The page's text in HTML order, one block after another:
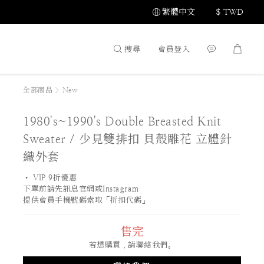
繁體中文 $ TWD
搜尋 會員登入
全部商品 > New
1980's~1990's Double Breasted Knit
Sweater / 少見雙排扣 貝殼雕花 立體針
織外套
• VIP 9折優惠
下單前請先訊息官網或Instagram
提供會員手機號碼索取「折扣代碼」
售完
若想購買，請聯絡我們。